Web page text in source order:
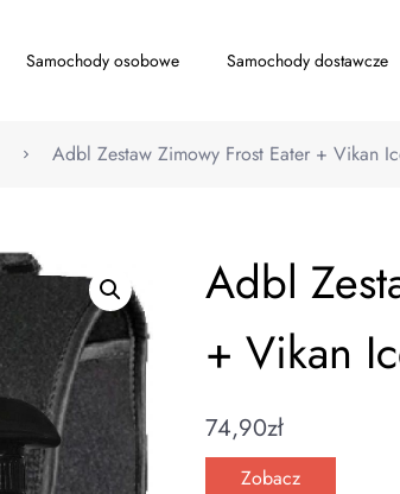
Samochody osobowe Samochody dostawcze
Adbl Zestaw Zimowy Frost Eater + Vikan
Adbl
+ Vikan
74,90zł
Zobacz